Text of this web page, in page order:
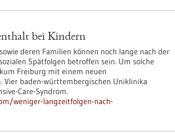
bei Kindern
deren Familien können noch lange nach der
Spätfolgen betroffen sein. Um solche
Freiburg mit einem neuen
Vier baden-württembergischen Uniklinika
Care-Syndrom.
weniger-langzeitfolgen-nach-